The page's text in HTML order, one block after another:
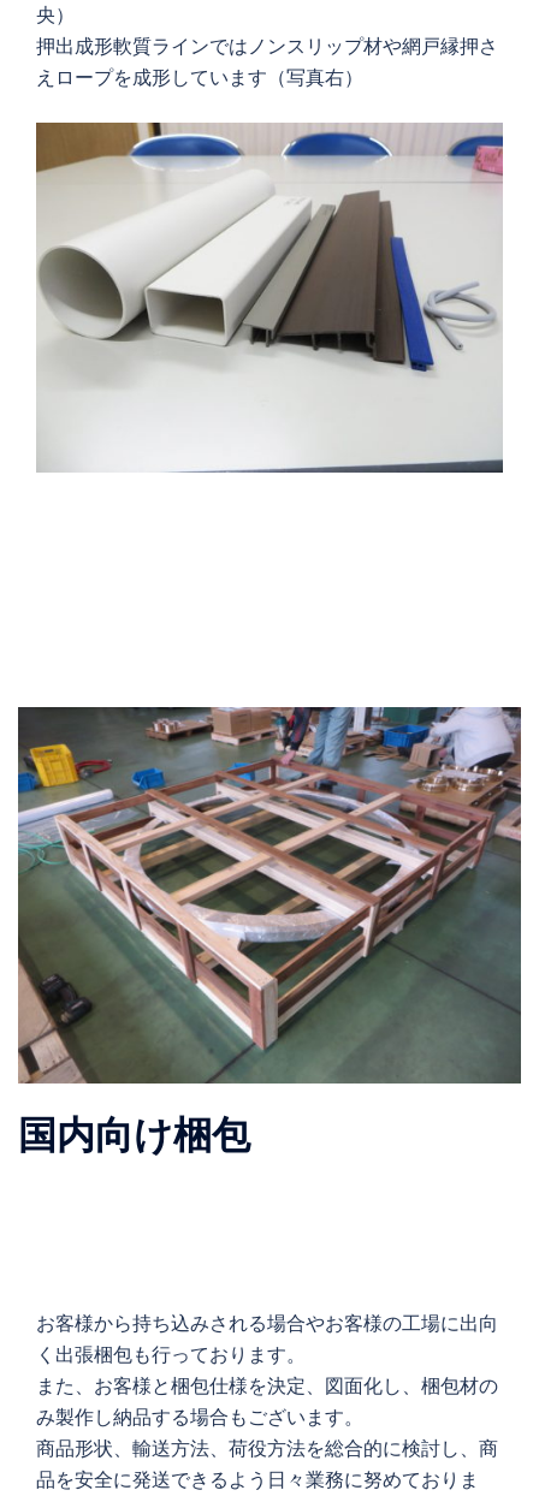
央）
押出成形軟質ラインではノンスリップ材や網戸縁押さ
えロープを成形しています（写真右）
国内向け梱包
お客様から持ち込みされる場合やお客様の工場に出向
く出張梱包も行っております。
また、お客様と梱包仕様を決定、図面化し、梱包材の
み製作し納品する場合もございます。
商品形状、輸送方法、荷役方法を総合的に検討し、商
品を安全に発送できるよう日々業務に努めておりま